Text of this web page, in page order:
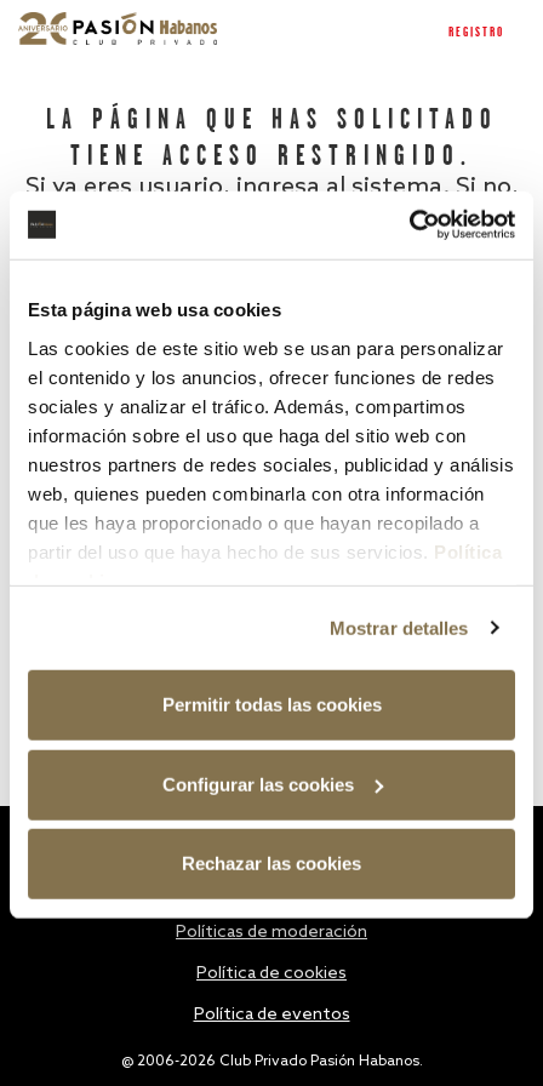
Esta página web usa cookies
Las cookies de este sitio web se usan para personalizar
el contenido y los anuncios, ofrecer funciones de redes
sociales y analizar el tráfico. Además, compartimos
información sobre el uso que haga del sitio web con
nuestros partners de redes sociales, publicidad y análisis
web, quienes pueden combinarla con otra información
que les haya proporcionado o que hayan recopilado a
partir del uso que haya hecho de sus servicios. Política
Mostrar detalles
Permitir todas las cookies
Configurar las cookies
Rechazar las cookies
REGISTRO
LA PÁGINA QUE HAS SOLICITADO
TIENE ACCESO RESTRINGIDO.
Si ya eres usuario, ingresa al sistema. Si no,
¿Has olvidado tu contraseña?
@ 2006-2026 Club Privado Pasión Habanos.
Políticas de moderación
Política de cookies
Política de eventos